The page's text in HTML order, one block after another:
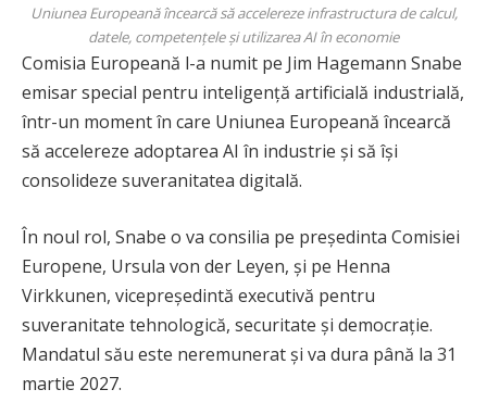
Uniunea Europeană încearcă să accelereze infrastructura de calcul,
datele, competențele și utilizarea AI în economie
Comisia Europeană l-a numit pe Jim Hagemann Snabe
emisar special pentru inteligență artificială industrială,
într-un moment în care Uniunea Europeană încearcă
să accelereze adoptarea AI în industrie și să își
consolideze suveranitatea digitală.
În noul rol, Snabe o va consilia pe președinta Comisiei
Europene, Ursula von der Leyen, și pe Henna
Virkkunen, vicepreședintă executivă pentru
suveranitate tehnologică, securitate și democrație.
Mandatul său este neremunerat și va dura până la 31
martie 2027.